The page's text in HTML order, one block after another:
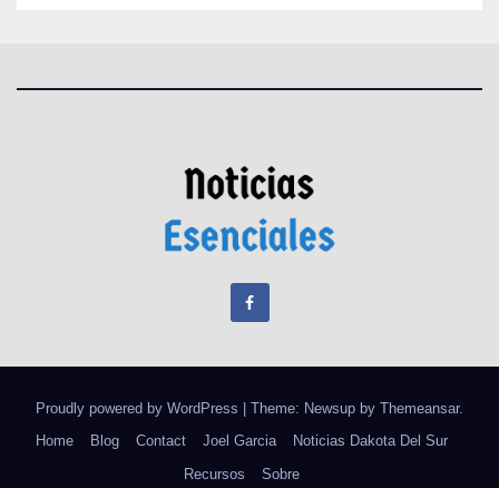
Proudly powered by WordPress Theme: Newsup by Themeansar.
Home
Blog Contact Joel Garcia
Noticias Dakota Del Sur
Recursos
Sobre